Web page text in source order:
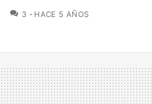
3 COMENTARIOS
HACE 5 AÑOS